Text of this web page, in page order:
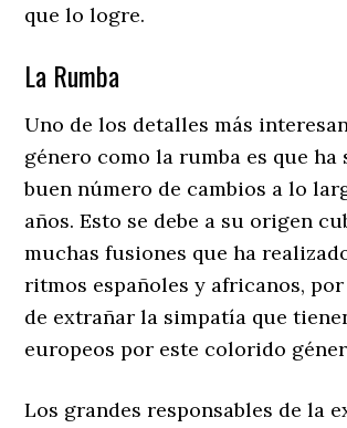
que lo logre.
La Rumba
Uno de los detalles más
género como la rumba es que
buen número de cambios a lo
años. Esto se debe a su origen
muchas fusiones que ha
ritmos españoles y africanos,
de extrañar la simpatía que
europeos por este colorido
Los grandes responsables de la